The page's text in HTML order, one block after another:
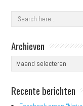
Archieven
Archieven
Recente berichten